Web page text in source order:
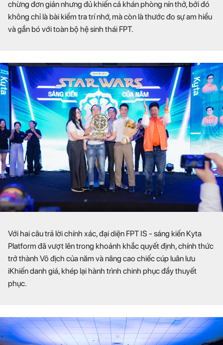
chừng đơn giản nhưng đủ khiến cả khán phòng nín thở, bởi đó
không chỉ là bài kiểm tra trí nhớ, mà còn là thước đo sự am hiểu
và gắn bó với toàn bộ hệ sinh thái FPT.
Với hai câu trả lời chính xác, đại diện FPT IS - sáng kiến Kyta
Platform đã vượt lên trong khoảnh khắc quyết định, chính thức
trở thành Vô địch của năm và nâng cao chiếc cúp luân lưu
iKhiến danh giá, khép lại hành trình chinh phục đầy thuyết
phục.